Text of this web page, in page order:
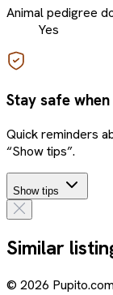
Animal pedigree
Yes
Stay safe
Quick reminders
“Show tips”.
Show tips
Similar
© 2026